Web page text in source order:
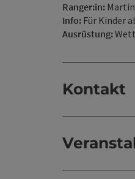
Ranger:in:
Info: Für Kinder
Ausrüstung:
Kontakt